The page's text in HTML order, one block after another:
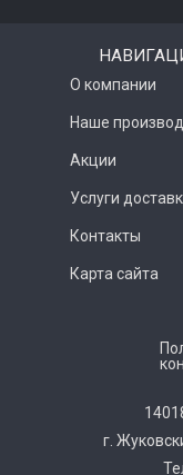
О компании
Наше
Акции
Услуги
Контакты
Карта сайта
г.